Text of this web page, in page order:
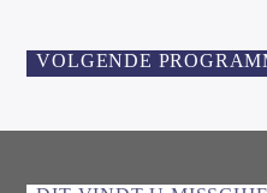
VOLGENDE